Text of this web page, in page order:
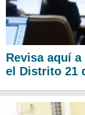
Revisa aquí
el Distrito 21